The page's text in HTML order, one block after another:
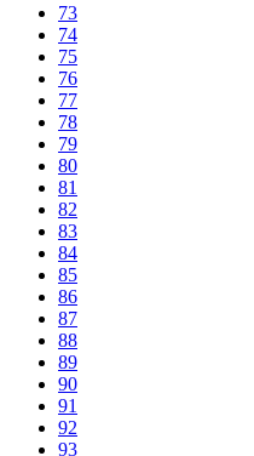
73
74
75
76
77
78
79
80
81
82
83
84
85
86
87
88
89
90
91
92
93